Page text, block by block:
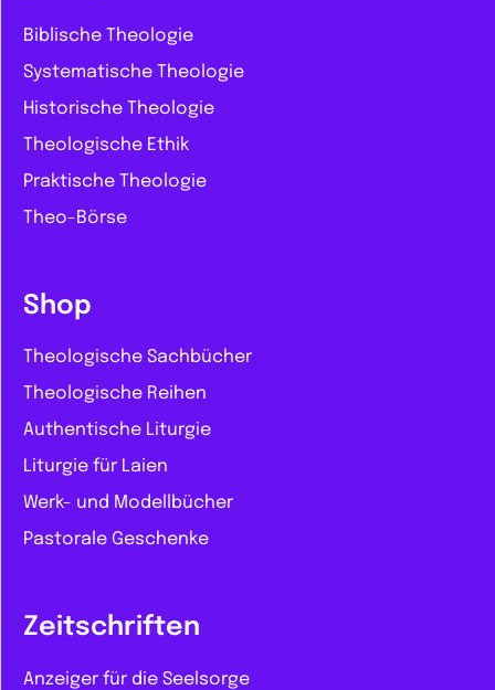
Biblische Theologie
Systematische Theologie
Historische Theologie
Theologische Ethik
Praktische Theologie
Theo-Börse
Shop
Theologische Sachbücher
Theologische Reihen
Authentische Liturgie
Liturgie für Laien
Werk- und Modellbücher
Pastorale Geschenke
Zeitschriften
Anzeiger für die Seelsorge